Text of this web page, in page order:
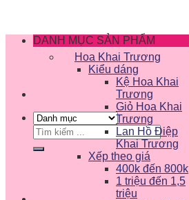
Tìm
kiếm:
DANH MỤC SẢN PHẨM
Hoa Khai Trương
Kiểu dáng
Kệ Hoa Khai
Trương
Giỏ Hoa Khai
Trương
Lan Hồ Điệp
Khai Trương
Xếp theo giá
400k đến 800k
1 triệu đến 1,5
triệu